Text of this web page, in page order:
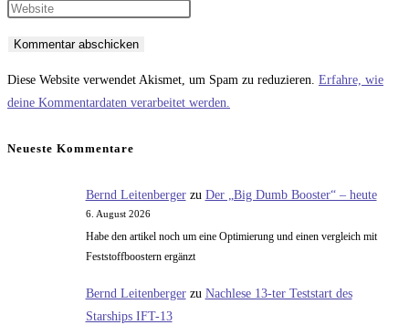
Namen
zum
Kommentieren
deine
Adresse
zum
ein
Gib
URL
ein
Diese Website verwendet Akismet, um Spam zu reduzieren. Erfahre, wie
deine Kommentardaten verarbeitet werden.
Neueste Kommentare
Bernd Leitenbergerzu Der „Big Dumb Booster“ – heute
6. August 2026
Habe den artikel noch um eine Optimierung und einen vergleich mit
Feststoffboostern ergänzt
Bernd Leitenbergerzu Nachlese 13-ter Teststart des
Starships IFT-13